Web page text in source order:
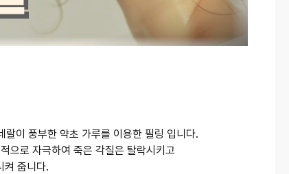
이 풍부한 약초 가루를 이용한 필링 입니다.
으로 자극하여 죽은 각질은 탈락시키고
켜 줍니다.